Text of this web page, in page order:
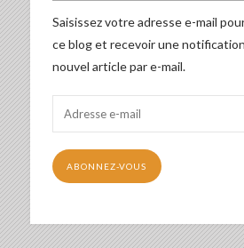
Saisissez votre adresse e-mail
ce blog et recevoir une
nouvel article par e-mail.
mail
ABONNEZ-VOUS